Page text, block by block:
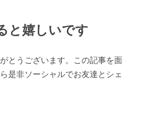
と嬉しいです
とうございます。この記事を面
是非ソーシャルでお友達とシェ